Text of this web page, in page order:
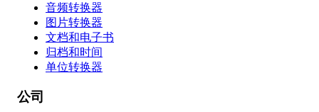
音频转换器
图片转换器
文档和电子书
归档和时间
单位转换器
公司